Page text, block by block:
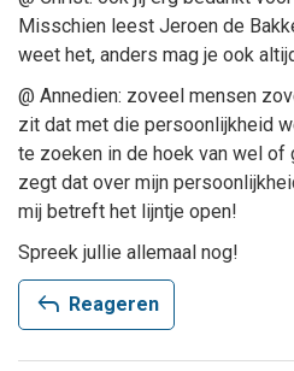
Misschien leest Jeroen de
weet het, anders mag je ook
@ Annedien: zoveel mensen
zit dat met die persoonlijkheid
te zoeken in de hoek van wel of
zegt dat over mijn
mij betreft het lijntje open!
Spreek jullie allemaal nog!
reply Reageren